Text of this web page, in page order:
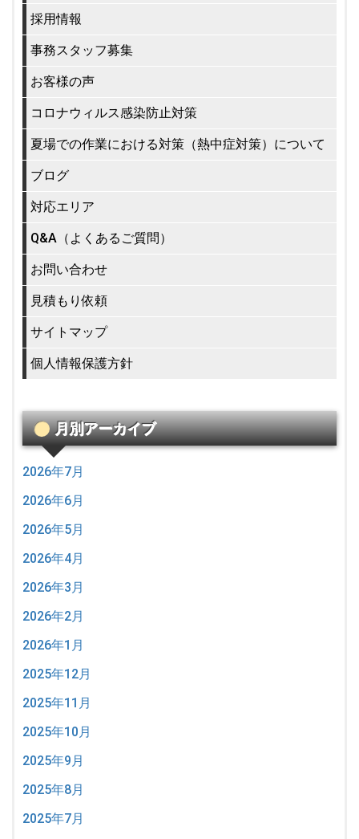
採用情報
事務スタッフ募集
お客様の声
コロナウィルス感染防止対策
夏場での作業における対策（熱中症対策）について
ブログ
対応エリア
Q&A（よくあるご質問）
お問い合わせ
見積もり依頼
サイトマップ
個人情報保護方針
月別アーカイブ
2026年7月
2026年6月
2026年5月
2026年4月
2026年3月
2026年2月
2026年1月
2025年12月
2025年11月
2025年10月
2025年9月
2025年8月
2025年7月